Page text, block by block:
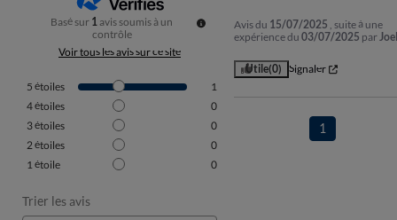
Basé sur 1avis soumis à un
contrôle
Voir tous les avis sur ce site
5 étoiles
1
4étoiles
0
3étoiles
0
2étoiles
0
1étoile 0
Trier les avis
Avis du 15/07/2025 , suite à une
expérience du03/07/2025 par
Utile(0) Signaler
1